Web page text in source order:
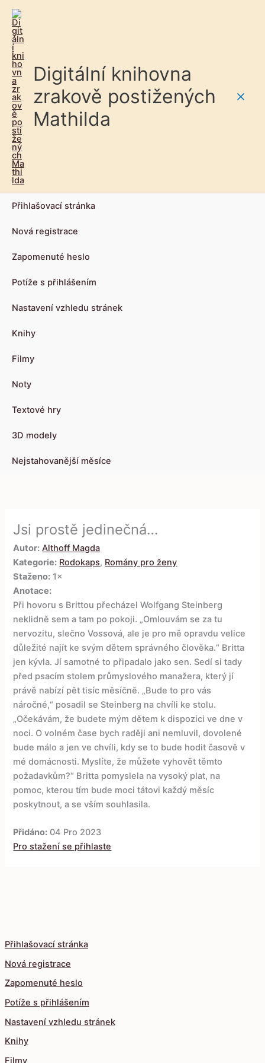
Digitální knihovna
zrakově postižených
Mathilda
Přihlašovací stránka
Nová registrace
Zapomenuté heslo
Potíže s přihlášením
Nastavení vzhledu stránek
Knihy
Filmy
Noty
Textové hry
3D modely
Nejstahovanější měsíce
Přihlašovací stránka
Nová registrace
Zapomenuté heslo
Potíže s přihlášením
Nastavení vzhledu stránek
Knihy
Filmy
Jsi prostě jedinečná…
Autor: Althoff Magda
Kategorie: Rodokaps, Romány pro ženy
Staženo: 1×
Anotace:
Při hovoru s Brittou přecházel Wolfgang Steinberg
neklidně sem a tam po pokoji. „Omlouvám se za tu
nervozitu, slečno Vossová, ale je pro mě opravdu velice
důležité najít ke svým dětem správného člověka.“ Britta
jen kývla. Jí samotné to připadalo jako sen. Sedí si tady
před psacím stolem průmyslového manažera, který jí
právě nabízí pět tisíc měsíčně. „Bude to pro vás
náročné,“ posadil se Steinberg na chvíli ke stolu.
„Očekávám, že budete mým dětem k dispozici ve dne v
noci. O volném čase bych raději ani nemluvil, dovolené
bude málo a jen ve chvíli, kdy se to bude hodit časově v
mé domácnosti. Myslíte, že můžete vyhovět těmto
požadavkům?“ Britta pomyslela na vysoký plat, na
pomoc, kterou tím bude moci tátovi každý měsíc
poskytnout, a se vším souhlasila.
Přidáno: 04 Pro 2023
Pro stažení se přihlaste